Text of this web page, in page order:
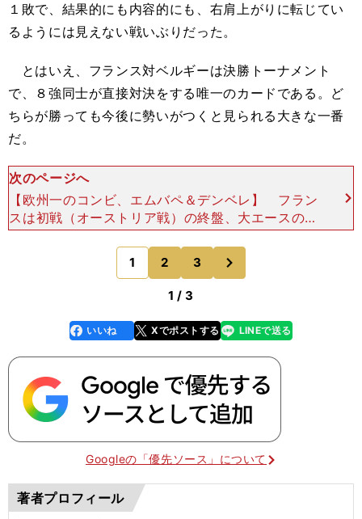
１敗で、結果的にも内容的にも、右肩上がりに転じてい
るようには見えない戦いぶりだった。
とはいえ、フランス対ベルギーは決勝トーナメント
で、８強同士が直接対決をする唯一のカードである。ど
ちらが勝っても今後に勢いがつくと見られる大きな一番
だ。
次のページへ
【欧州一のコンビ、エムバペ＆デンベレ】 フラン
スは初戦（オーストリア戦）の終盤、大エースのエ
ムバペが鼻を骨折。しかし３戦目（ポーランド戦）
で復帰し、マンオブザマッチ級の活躍を演じている
ので、今後に向
1 2 3
1 / 3
faceboo
k
いいね Xでポストする
line LINEで送る
Googleの「優先ソース」について
著者プロフィール